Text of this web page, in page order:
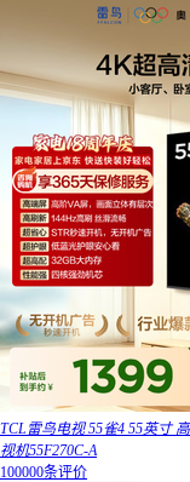
TCL雷鸟电视 55雀4 55英寸
视机55F270C-A
100000条评价